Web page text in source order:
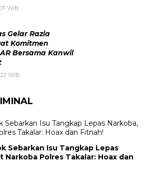
WIB
Gelar Razia
Komitmen
Bersama Kanwil
WIB
Sebarkan Isu Tangkap Lepas
Narkoba Polres Takalar: Hoax dan